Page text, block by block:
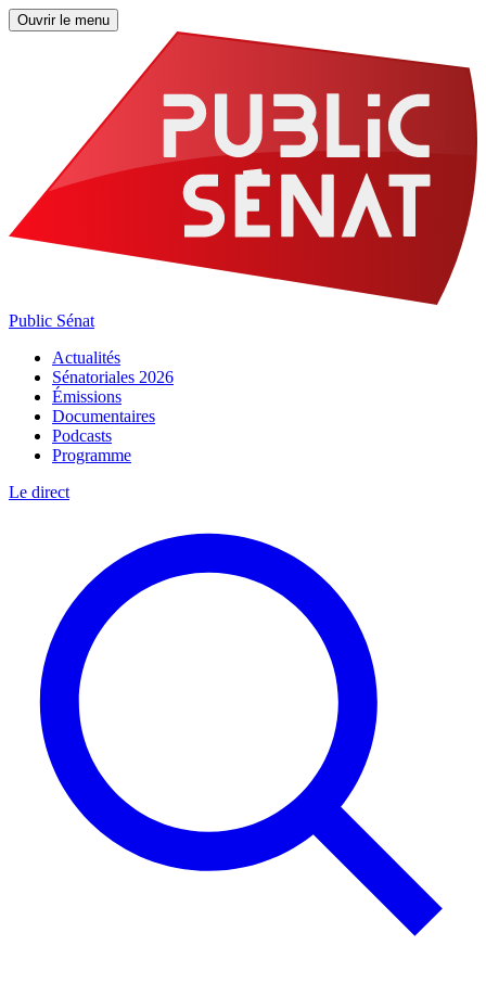
Ouvrir le menu
Public Sénat
Actualités
Sénatoriales 2026
Émissions
Documentaires
Podcasts
Programme
Le direct